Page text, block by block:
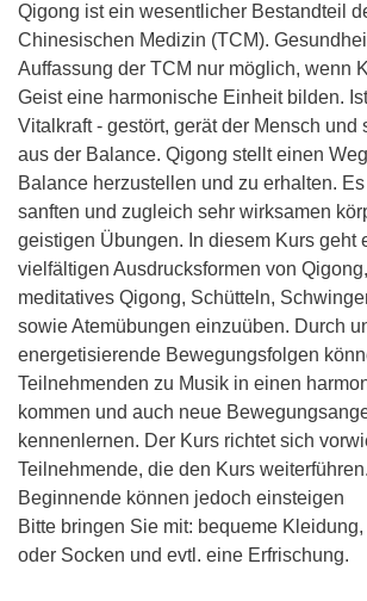
Qigong ist ein wesentlicher Bestandteil
Chinesischen Medizin (TCM).
Auffassung der TCM nur möglich, wenn
Geist eine harmonische Einheit bilden.
Vitalkraft - gestört, gerät der Mensch und
aus der Balance. Qigong stellt einen
Balance herzustellen und zu erhalten.
sanften und zugleich sehr wirksamen
geistigen Übungen. In diesem Kurs geht
vielfältigen Ausdrucksformen von
meditatives Qigong, Schütteln,
sowie Atemübungen einzuüben. Durch
energetisierende Bewegungsfolgen
Teilnehmenden zu Musik in einen
kommen und auch neue
kennenlernen. Der Kurs richtet sich
Teilnehmende, die den Kurs
Beginnende können jedoch einsteigen
Bitte bringen Sie mit: bequeme
oder Socken und evtl. eine Erfrischung.